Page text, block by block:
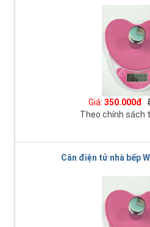
Giá: 350.000đ
Theo chính sách
Cân điện tử nhà bếp